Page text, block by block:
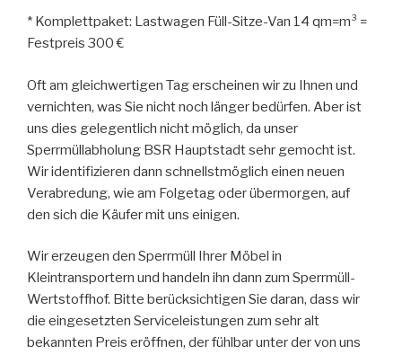
* Komplettpaket: Lastwagen Füll-Sitze-Van 14 qm=m³ =
Festpreis 300 €
Oft am gleichwertigen Tag erscheinen wir zu Ihnen und
vernichten, was Sie nicht noch länger bedürfen. Aber ist
uns dies gelegentlich nicht möglich, da unser
Sperrmüllabholung BSR Hauptstadt sehr gemocht ist.
Wir identifizieren dann schnellstmöglich einen neuen
Verabredung, wie am Folgetag oder übermorgen, auf
den sich die Käufer mit uns einigen.
Wir erzeugen den Sperrmüll Ihrer Möbel in
Kleintransportern und handeln ihn dann zum Sperrmüll-
Wertstoffhof. Bitte berücksichtigen Sie daran, dass wir
die eingesetzten Serviceleistungen zum sehr alt
bekannten Preis eröffnen, der fühlbar unter der von uns